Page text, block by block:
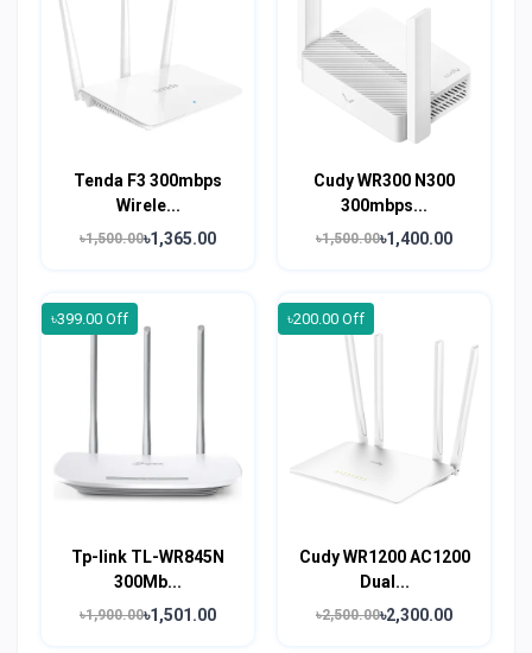
Tenda F3 300mbps
Wirele...
৳1,500.00৳1,365.00
Cudy WR300 N300
300mbps...
৳1,500.00৳1,400.00
৳399.00 Off
Tp-link TL-WR845N
300Mb...
৳1,900.00৳1,501.00
৳200.00 Off
Cudy WR1200 AC1200
Dual...
৳2,500.00৳2,300.00